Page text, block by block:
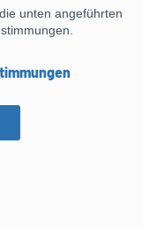
unten angeführten